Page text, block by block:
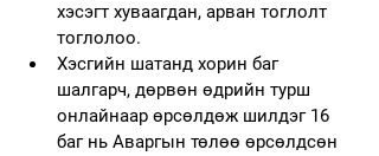
хэсэгт хуваагдан, арван тоглолт
тоглолоо.
Хэсгийн шатанд хорин баг
шалгарч, дөрвөн өдрийн турш
онлайнаар өрсөлдөж шилдэг 16
баг нь Аваргын төлөө өрсөлдсөн